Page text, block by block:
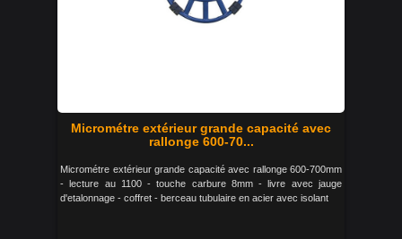
Micrométre extérieur grande capacité avec
rallonge 600-70...
Micrométre extérieur grande capacité avec rallonge 600-700mm
- lecture au 1100 - touche carbure 8mm - livre avec jauge
d'etalonnage - coffret - berceau tubulaire en acier avec isolant